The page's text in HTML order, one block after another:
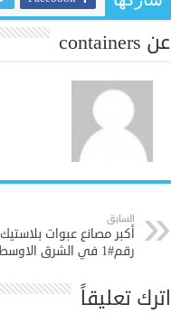
عن containers
السابق
رقم#1 في الشرق الاوسط 2026
اترك تعليقاً